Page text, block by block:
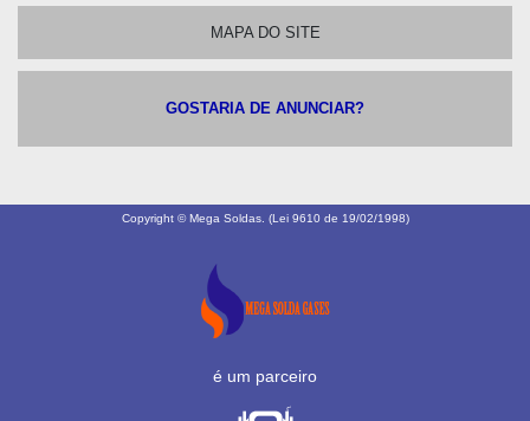
MAPA DO SITE
GOSTARIA DE ANUNCIAR?
Copyright © Mega Soldas. (Lei 9610 de 19/02/1998)
é um parceiro